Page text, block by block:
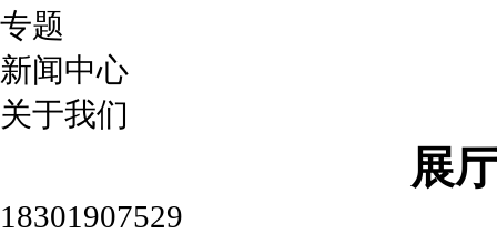
专题
新闻中心
关于我们
展
18301907529